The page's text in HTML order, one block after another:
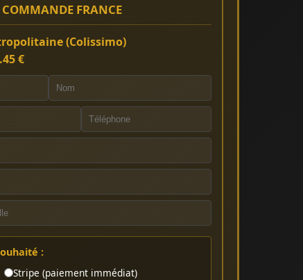
FRANCE
(Colissimo)
€
:
Stripe (paiement immédiat)